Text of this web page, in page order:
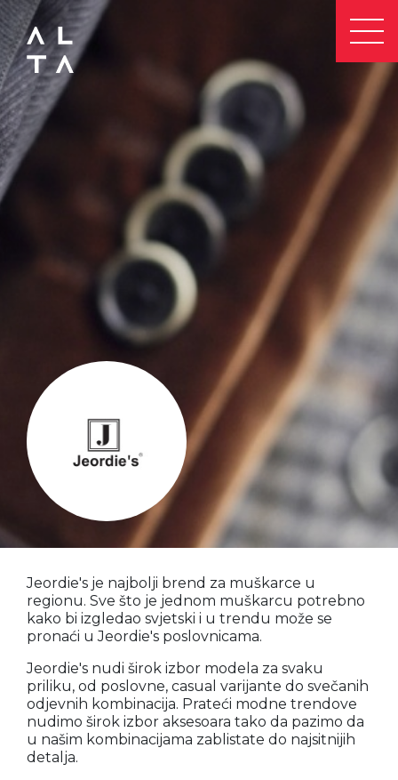
Jeordie's je najbolji brend za muškarce u
regionu. Sve što je jednom muškarcu potrebno
kako bi izgledao svjetski i u trendu može se
pronaći u Jeordie's poslovnicama.
Jeordie's nudi širok izbor modela za svaku
priliku, od poslovne, casual varijante do svečanih
odjevnih kombinacija. Prateći modne trendove
nudimo širok izbor aksesoara tako da pazimo da
u našim kombinacijama zablistate do najsitnijih
detalja.